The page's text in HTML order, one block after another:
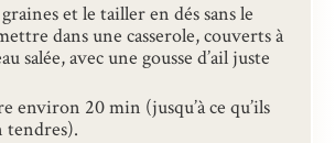
et le tailler en dés sans le
dans une casserole, couverts à
salée, avec une gousse d’ail juste
environ 20 min (jusqu’à ce qu’ils
tendres).